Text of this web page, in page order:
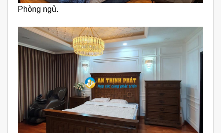
Phòng ngủ.